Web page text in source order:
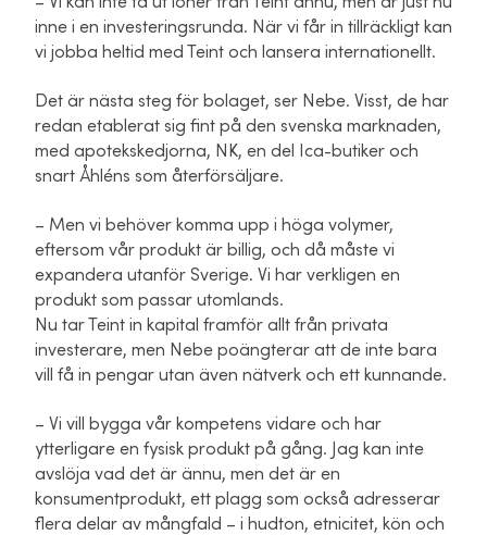
inne i en investeringsrunda. När vi får in tillräckligt kan
vi jobba heltid med Teint och lansera internationellt.
Det är nästa steg för bolaget, ser Nebe. Visst, de har
redan etablerat sig fint på den svenska marknaden,
med apotekskedjorna, NK, en del Ica-butiker och
snart Åhléns som återförsäljare.
– Men vi behöver komma upp i höga volymer,
eftersom vår produkt är billig, och då måste vi
expandera utanför Sverige. Vi har verkligen en
produkt som passar utomlands.
Nu tar Teint in kapital framför allt från privata
investerare, men Nebe poängterar att de inte bara
vill få in pengar utan även nätverk och ett kunnande.
– Vi vill bygga vår kompetens vidare och har
ytterligare en fysisk produkt på gång. Jag kan inte
avslöja vad det är ännu, men det är en
konsumentprodukt, ett plagg som också adresserar
flera delar av mångfald – i hudton, etnicitet, kön och